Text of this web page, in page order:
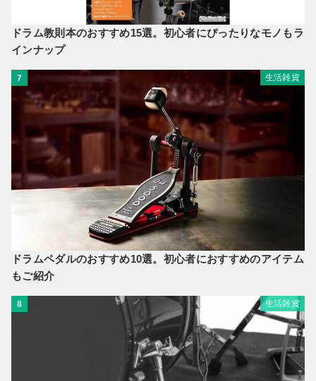
ドラム教則本のおすすめ15選。初心者にぴったりなモノもラ
インナップ
7 生活雑貨
ドラムペダルのおすすめ10選。初心者におすすめのアイテム
もご紹介
8 生活雑貨